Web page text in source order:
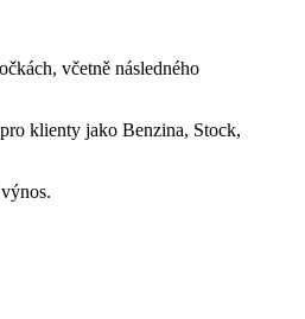
včetně následného
klienty jako Benzina, Stock,